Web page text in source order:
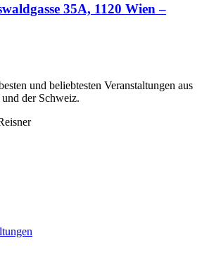
35A, 1120 Wien –
und beliebtesten Veranstaltungen aus
der Schweiz.